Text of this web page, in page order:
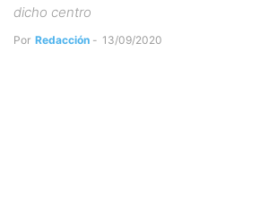
dicho centro
Por Redacción - 13/09/2020